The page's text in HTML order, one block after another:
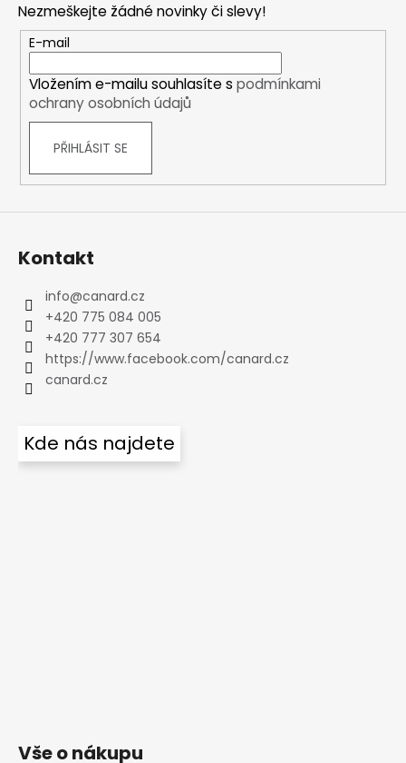
Nezmeškejte žádné novinky či slevy!
E-mail
Vložením e-mailu souhlasíte s podmínkami
ochrany osobních údajů
PŘIHLÁSIT SE
Kontakt
info@canard.cz
+420 775 084 005
+420 777 307 654
https://www.facebook.com/canard.cz
canard.cz
Kde nás najdete
Vše o nákupu